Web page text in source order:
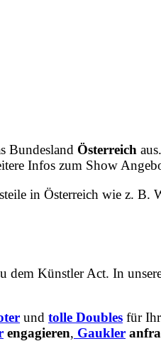
Bundesland Österreich
Infos zum Show
in Österreich wie z. B.
dem Künstler Act. In
und tolle Doubles für
engagieren, Gaukler